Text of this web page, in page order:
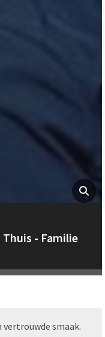
- Familie
vertrouwde smaak.